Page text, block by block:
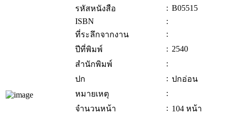
รหัสหนังสือ
: B05515
ISBN
:
ที่ระลึกจากงาน
:
ปีที่พิมพ์
: 2540
สำนักพิมพ์
:
ปก
: ปกอ่อน
หมายเหตุ
:
จำนวนหน้า
: 104 หน้า